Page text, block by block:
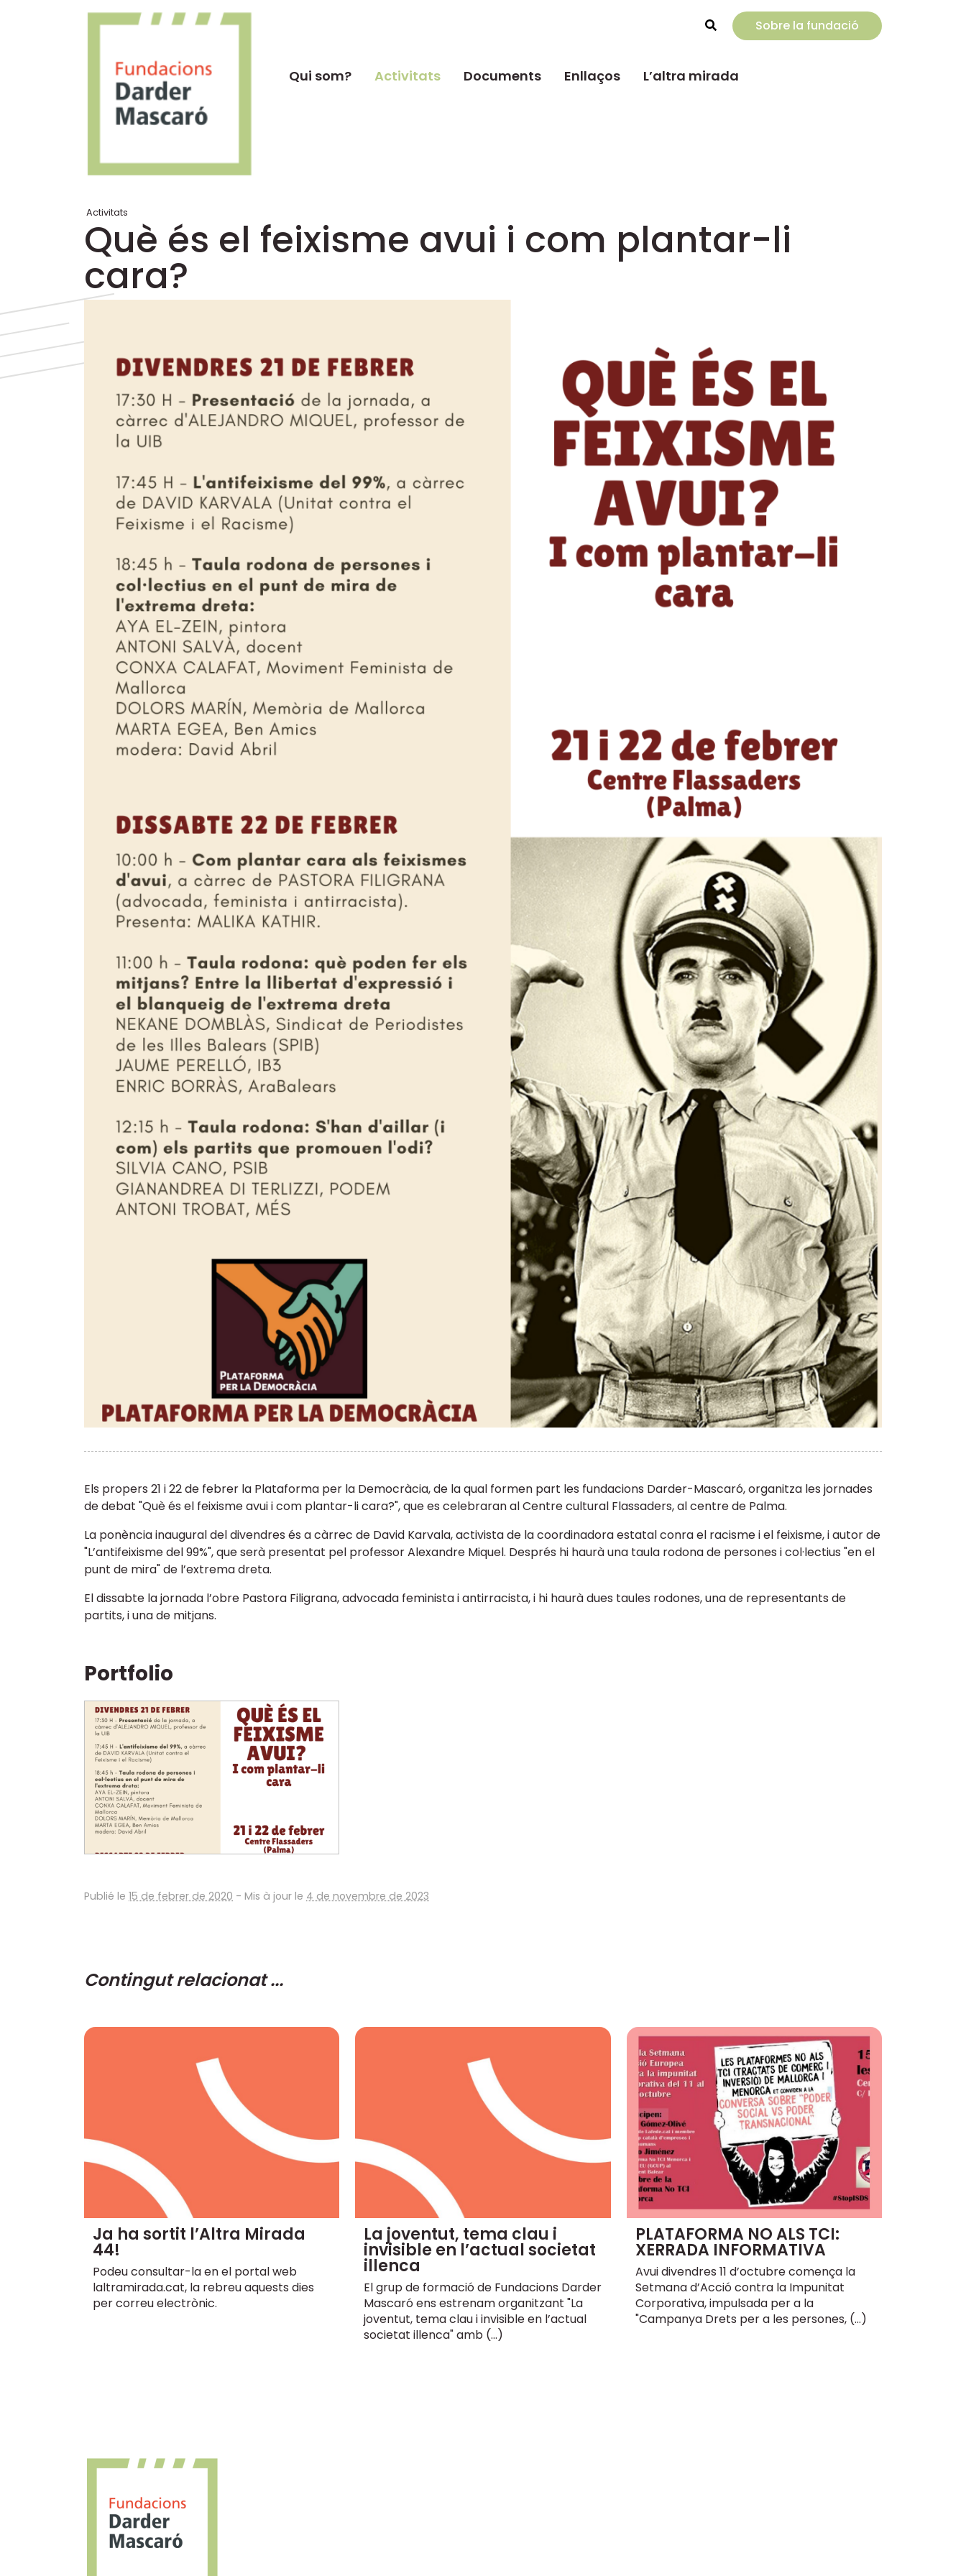
Rechercher
Sobre la fundació
Qui som? Activitats Documents Enllaços L’altra mirada
Activitats
Què és el feixisme avui i com plantar-li
cara?
Els propers 21 i 22 de febrer la Plataforma per la Democràcia, de la qual formen part les fundacions Darder-Mascaró, organitza les jornades
de debat "Què és el feixisme avui i com plantar-li cara?", que es celebraran al Centre cultural Flassaders, al centre de Palma.
La ponència inaugural del divendres és a càrrec de David Karvala, activista de la coordinadora estatal conra el racisme i el feixisme, i autor de
"L’antifeixisme del 99%", que serà presentat pel professor Alexandre Miquel. Després hi haurà una taula rodona de persones i col·lectius "en el
punt de mira" de l’extrema dreta.
El dissabte la jornada l’obre Pastora Filigrana, advocada feminista i antirracista, i hi haurà dues taules rodones, una de representants de
partits, i una de mitjans.
Portfolio
Publié le 15 de febrer de 2020 - Mis à jour le 4 de novembre de 2023
Contingut relacionat ...
Ja ha sortit l’Altra Mirada
44!
Podeu consultar-la en el portal web
laltramirada.cat, la rebreu aquests dies
per correu electrònic.
La joventut, tema clau i
invisible en l’actual societat
illenca
El grup de formació de Fundacions Darder
Mascaró ens estrenam organitzant "La
joventut, tema clau i invisible en l’actual
societat illenca" amb (…)
PLATAFORMA NO ALS TCI:
XERRADA INFORMATIVA
Avui divendres 11 d’octubre comença la
Setmana d’Acció contra la Impunitat
Corporativa, impulsada per a la
"Campanya Drets per a les persones, (…)